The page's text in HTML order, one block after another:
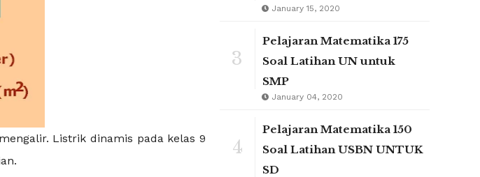
Listrik dinamis pada kelas 9
January 15, 2020
3
Pelajaran Matematika 175
Soal Latihan UN untuk
SMP
January 04, 2020
4
Pelajaran Matematika 150
Soal Latihan USBN UNTUK
SD